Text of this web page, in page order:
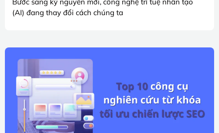
(AI) đang thay đổi cách chúng ta